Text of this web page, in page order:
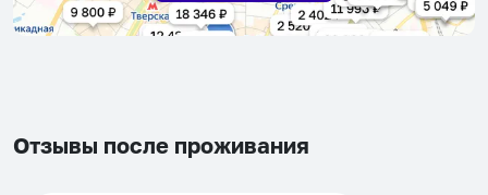
shortcuts
for
shortcuts
for
Отзывы после проживания